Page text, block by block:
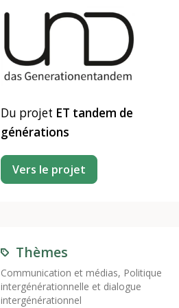
Du projet ET tandem de
générations
Vers le projet
Thèmes
Communication et médias, Politique
intergénérationnelle et dialogue
intergénérationnel